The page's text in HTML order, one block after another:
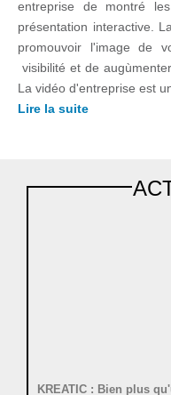
entreprise de montré
présentation interactive.
promouvoir l'image de
visibilité et de
La vidéo d'entreprise est
Lire la suite
KREATIC : Bien plus